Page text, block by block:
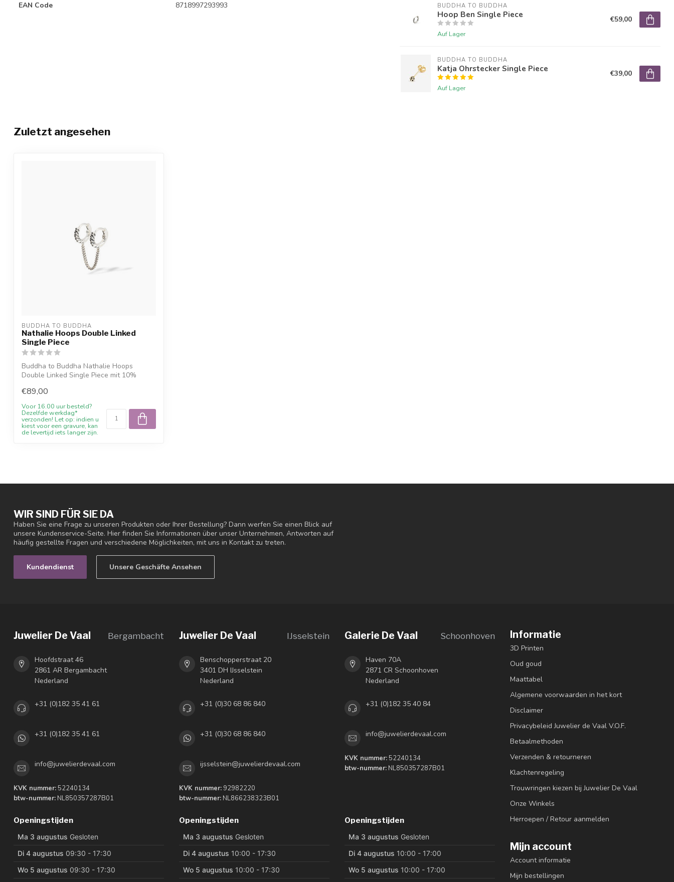
EAN Code 8718997293993 BUDDHA TO BUDDHA
Hoop Ben Single Piece
Auf Lager
€59,00
BUDDHA TO BUDDHA
Katja Ohrstecker Single Piece
Auf Lager
€39,00
Zuletzt angesehen
BUDDHA TO BUDDHA
Nathalie Hoops Double Linked
Single Piece
Buddha to Buddha Nathalie Hoops
Double Linked Single Piece mit 10%
€89,00
Voor 16.00 uur besteld?
Dezelfde werkdag*
verzonden! Let op: indien u
kiest voor een gravure, kan
de levertijd iets langer zijn.
WIR SIND FÜR SIE DA
Haben Sie eine Frage zu unseren Produkten oder Ihrer Bestellung? Dann werfen Sie einen Blick auf
unsere Kundenservice-Seite. Hier finden Sie Informationen über unser Unternehmen, Antworten auf
häufig gestellte Fragen und verschiedene Möglichkeiten, mit uns in Kontakt zu treten.
Kundendienst Unsere Geschäfte Ansehen
Juwelier De Vaal Bergambacht
Hoofdstraat 46
2861 AR Bergambacht
Nederland
+31 (0)182 35 41 61
+31 (0)182 35 41 61
info@juwelierdevaal.com
KVK nummer: 52240134
btw-nummer: NL850357287B01
Openingstijden
Juwelier De Vaal IJsselstein
Benschopperstraat 20
3401 DH IJsselstein
Nederland
+31 (0)30 68 86 840
+31 (0)30 68 86 840
ijsselstein@juwelierdevaal.com
KVK nummer:92982220
btw-nummer: NL866238323B01
Openingstijden
Galerie De Vaal Schoonhoven
Haven 70A
2871 CR Schoonhoven
Nederland
+31 (0)182 35 40 84
info@juwelierdevaal.com
KVK nummer: 52240134
btw-nummer: NL850357287B01
Openingstijden
Informatie
3D Printen
Oud goud
Maattabel
Algemene voorwaarden in het kort
Disclaimer
Privacybeleid Juwelier de Vaal V.O.F.
Betaalmethoden
Verzenden & retourneren
Klachtenregeling
Trouwringen kiezen bij Juwelier De Vaal
Onze Winkels
Herroepen / Retour aanmelden
Mijn account
Account informatie
Mijn bestellingen